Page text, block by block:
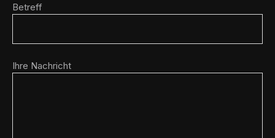
Betreff
Ihre Nachricht